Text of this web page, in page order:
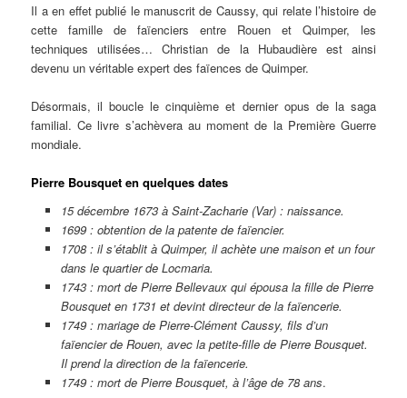
Il a en effet publié le manuscrit de Caussy, qui relate l’histoire de
cette famille de faïenciers entre Rouen et Quimper, les
techniques utilisées… Christian de la Hubaudière est ainsi
devenu un véritable expert des faïences de Quimper.
Désormais, il boucle le cinquième et dernier opus de la saga
familial. Ce livre s’achèvera au moment de la Première Guerre
mondiale.
Pierre Bousquet en quelques dates
15 décembre 1673 à Saint-Zacharie (Var) : naissance.
1699 : obtention de la patente de faïencier.
1708 : il s’établit à Quimper, il achète une maison et un four
dans le quartier de Locmaria.
1743 : mort de Pierre Bellevaux qui épousa la fille de Pierre
Bousquet en 1731 et devint directeur de la faïencerie.
1749 : mariage de Pierre-Clément Caussy, fils d’un
faïencier de Rouen, avec la petite-fille de Pierre Bousquet.
Il prend la direction de la faïencerie.
1749 : mort de Pierre Bousquet, à l’âge de 78 ans.